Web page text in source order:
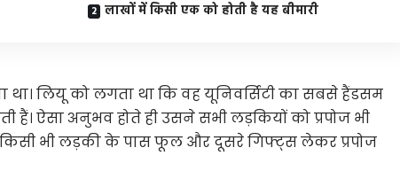
लाखों में किसी एक को होती है यह बीमारी
था। लियू को लगता था कि वह यूनिवर्सिटी का सबसे हैंडसम
ऐसा अनुभव होते ही उसने सभी लड़कियों को प्रपोज भी
किसी भी लड़की के पास फूल और दूसरे गिफ्ट्स लेकर प्रपोज